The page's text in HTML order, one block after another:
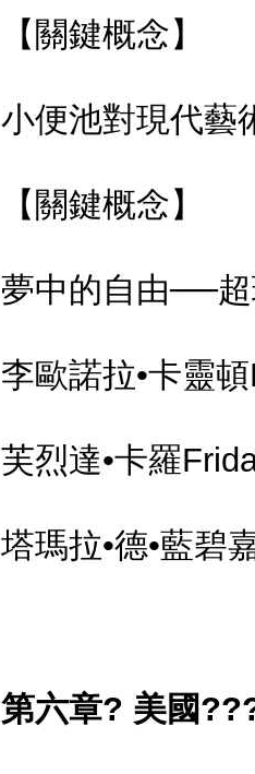
【關鍵概念】
小便池對現代藝
【關鍵概念】
夢中的自由──
李歐諾拉•卡靈
芙烈達•卡羅
塔瑪拉•德•藍碧
第六章? 美國